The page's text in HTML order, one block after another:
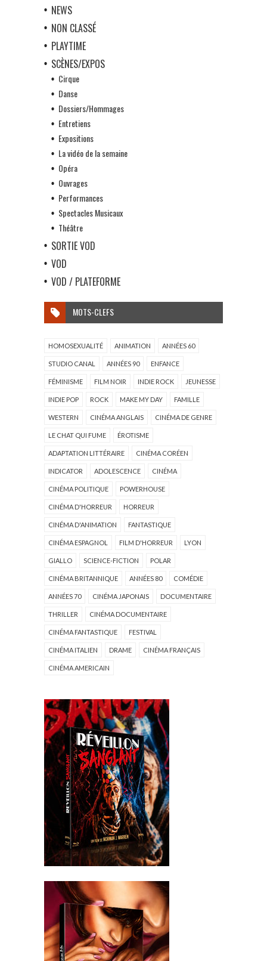
NEWS
NON CLASSÉ
PLAYTIME
SCÈNES/EXPOS
Cirque
Danse
Dossiers/Hommages
Entretiens
Expositions
La vidéo de la semaine
Opéra
Ouvrages
Performances
Spectacles Musicaux
Théâtre
SORTIE VOD
VOD
VOD / PLATEFORME
MOTS-CLEFS
HOMOSEXUALITÉ ANIMATION ANNÉES 60
STUDIO CANAL ANNÉES 90 ENFANCE
FÉMINISME FILM NOIR INDIE ROCK JEUNESSE
INDIE POP ROCK MAKE MY DAY FAMILLE
WESTERN CINÉMA ANGLAIS CINÉMA DE GENRE
LE CHAT QUI FUME ÉROTISME
ADAPTATION LITTÉRAIRE CINÉMA CORÉEN
INDICATOR ADOLESCENCE CINÉMA
CINÉMA POLITIQUE POWERHOUSE
CINÉMA D'HORREUR HORREUR
CINÉMA D'ANIMATION FANTASTIQUE
CINÉMA ESPAGNOL FILM D'HORREUR LYON
GIALLO SCIENCE-FICTION POLAR
CINÉMA BRITANNIQUE ANNÉES 80 COMÉDIE
ANNÉES 70 CINÉMA JAPONAIS DOCUMENTAIRE
THRILLER CINÉMA DOCUMENTAIRE
CINÉMA FANTASTIQUE FESTIVAL
CINÉMA ITALIEN DRAME CINÉMA FRANÇAIS
CINÉMA AMERICAIN